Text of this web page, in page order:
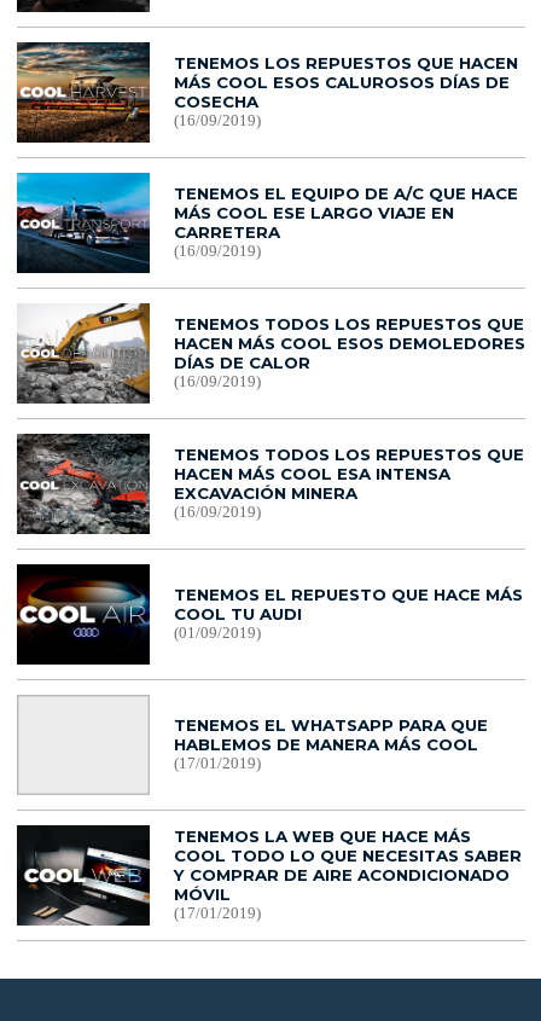
TENEMOS LOS REPUESTOS QUE HACEN
MÁS COOL ESOS CALUROSOS DÍAS DE
COSECHA
(16/09/2019)
TENEMOS EL EQUIPO DE A/C QUE HACE
MÁS COOL ESE LARGO VIAJE EN
CARRETERA
(16/09/2019)
TENEMOS TODOS LOS REPUESTOS QUE
HACEN MÁS COOL ESOS DEMOLEDORES
DÍAS DE CALOR
(16/09/2019)
TENEMOS TODOS LOS REPUESTOS QUE
HACEN MÁS COOL ESA INTENSA
EXCAVACIÓN MINERA
(16/09/2019)
TENEMOS EL REPUESTO QUE HACE MÁS
COOL TU AUDI
(01/09/2019)
TENEMOS EL WHATSAPP PARA QUE
HABLEMOS DE MANERA MÁS COOL
(17/01/2019)
TENEMOS LA WEB QUE HACE MÁS
COOL TODO LO QUE NECESITAS SABER
Y COMPRAR DE AIRE ACONDICIONADO
MÓVIL
(17/01/2019)